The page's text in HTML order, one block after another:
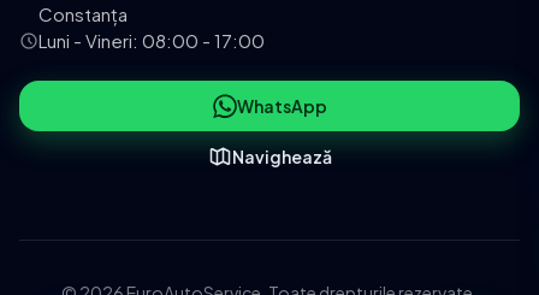
Constanța
Luni - Vineri: 08:00 - 17:00
WhatsApp
Navighează